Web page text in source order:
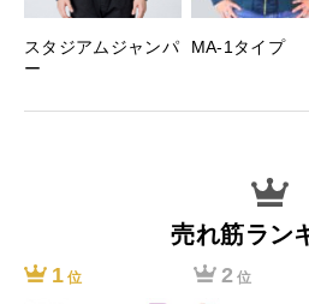
スタジアムジャンパ
ー
MA-1タイプ
売れ筋ラン
1位 2 位